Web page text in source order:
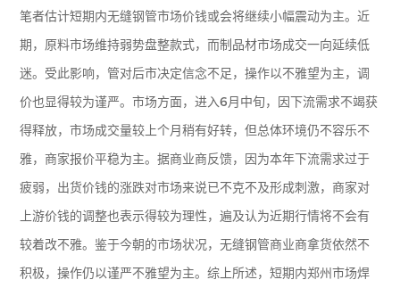
笔者估计短期内无缝钢管市场价钱或会将继续小幅震动为主。近
期，原料市场维持弱势盘整款式，而制品材市场成交一向延续低
迷。受此影响，管对后市决定信念不足，操作以不雅望为主，调
价也显得较为谨严。市场方面，进入6月中旬，因下流需求不竭获
得释放，市场成交量较上个月稍有好转，但总体环境仍不容乐不
雅，商家报价平稳为主。据商业商反馈，因为本年下流需求过于
疲弱，出货价钱的涨跌对市场来说已不克不及形成刺激，商家对
上游价钱的调整也表示得较为理性，遍及认为近期行情将不会有
较着改不雅。鉴于今朝的市场状况，无缝钢管商业商拿货依然不
积极，操作仍以谨严不雅望为主。综上所述，短期内郑州市场焊